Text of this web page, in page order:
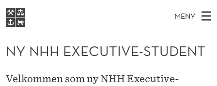
N
Y
N
H
H
MENY
O
E
VIDEREUTDANNING
Ø
K
T
NY NHH EXECUTIVE-STUDENT
Velkommen som ny NHH Executive-